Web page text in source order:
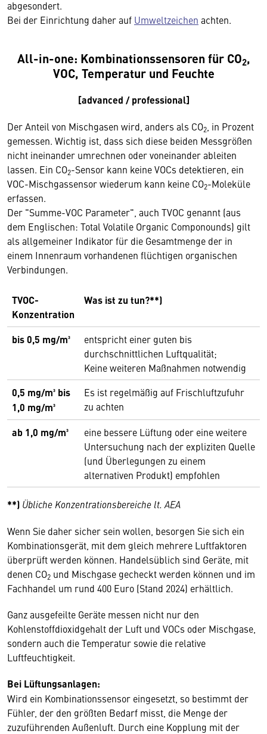
abgesondert.
Bei der Einrichtung daher auf Umweltzeichen achten.
All-in-one: Kombinationssensoren für CO2,
VOC, Temperatur und Feuchte
[advanced / professional]
Der Anteil von Mischgasen wird, anders als CO2 , in Prozent
gemessen. Wichtig ist, dass sich diese beiden Messgrößen
nicht ineinander umrechnen oder voneinander ableiten
lassen. Ein CO2-Sensor kann keine VOCs detektieren, ein
VOC-Mischgassensor wiederum kann keine CO2-Moleküle
erfassen.
Der "Summe-VOC Parameter", auch TVOC genannt (aus
dem Englischen: Total Volatile Organic Componounds) gilt
als allgemeiner Indikator für die Gesamtmenge der in
einem Innenraum vorhandenen flüchtigen organischen
Verbindungen.
TVOC-
Konzentration
Was ist zu tun?**)
bis 0,5 mg/m³
entspricht einer guten bis
durchschnittlichen Luftqualität;
Keine weiteren Maßnahmen notwendig
0,5 mg/m³ bis
1,0 mg/m³
Es ist regelmäßig auf Frischluftzufuhr
zu achten
ab 1,0 mg/m³
eine bessere Lüftung oder eine weitere
Untersuchung nach der expliziten Quelle
(und Überlegungen zu einem
alternativen Produkt) empfohlen
**) Übliche Konzentrationsbereiche lt. AEA
Wenn Sie daher sicher sein wollen, besorgen Sie sich ein
Kombinationsgerät, mit dem gleich mehrere Luftfaktoren
überprüft werden können. Handelsüblich sind Geräte, mit
denen CO2 und Mischgase gecheckt werden können und im
Fachhandel um rund 400 Euro (Stand 2024) erhältlich.
Ganz ausgefeilte Geräte messen nicht nur den
Kohlenstoffdioxidgehalt der Luft und VOCs oder Mischgase,
sondern auch die Temperatur sowie die relative
Luftfeuchtigkeit.
Bei Lüftungsanlagen:
Wird ein Kombinationssensor eingesetzt, so bestimmt der
Fühler, der den größten Bedarf misst, die Menge der
zuzuführenden Außenluft. Durch eine Kopplung mit der